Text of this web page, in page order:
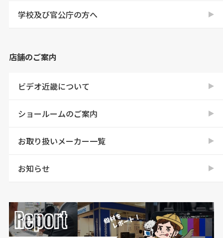
学校及び官公庁の方へ
店舗のご案内
ビデオ近畿について
ショールームのご案内
お取り扱いメーカー一覧
お知らせ